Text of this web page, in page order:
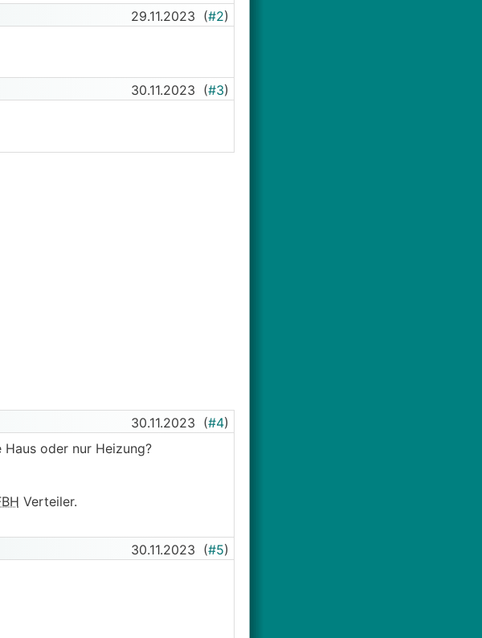
29.11.2023 (#2)
30.11.2023 (#3)
30.11.2023 (#4)
oder nur Heizung?
Verteiler.
30.11.2023 (#5)